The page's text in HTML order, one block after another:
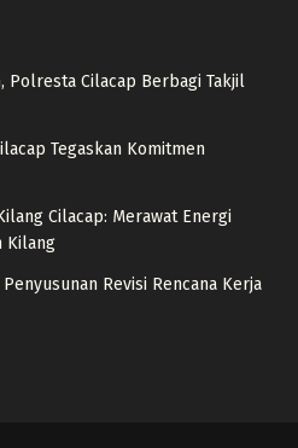
Polresta Cilacap Berbagi Takjil
Tegaskan Komitmen
Cilacap: Merawat Energi
Kilang
Revisi Rencana Kerja